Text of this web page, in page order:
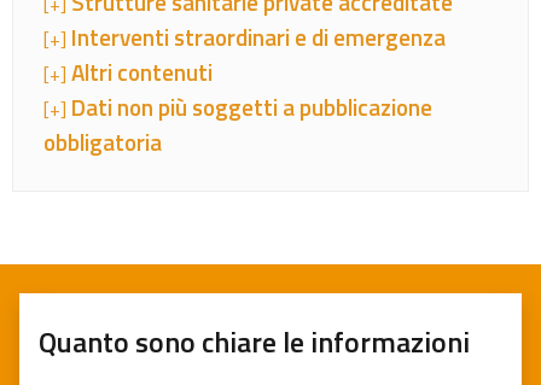
[+] Interventi straordinari e di emergenza
[+] Altri contenuti
[+] Dati non più soggetti a pubblicazione
obbligatoria
Quanto sono chiare le informazioni